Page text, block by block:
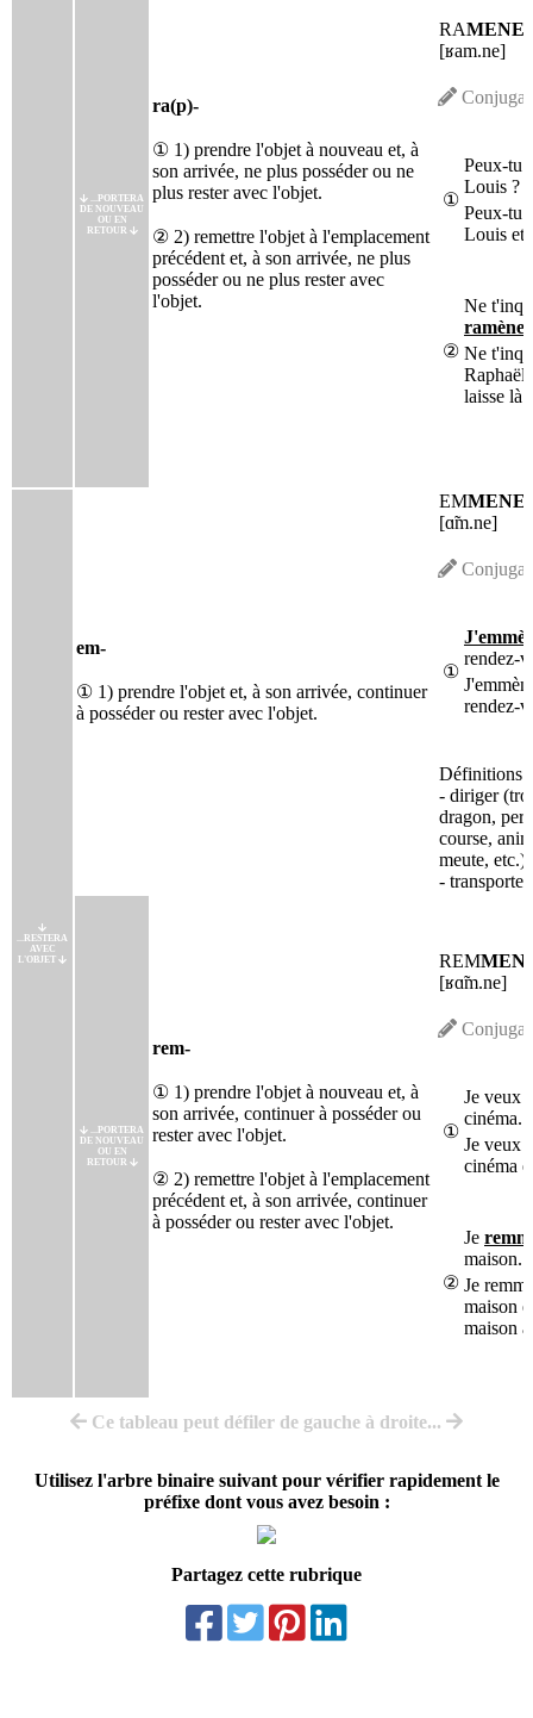
...PORTERA
DE NOUVEAU
OU EN
RETOUR
ra(p)-
① 1) prendre l'objet à nouveau et, à
son arrivée, ne plus posséder ou ne
plus rester avec l'objet.
② 2) remettre l'objet à l'emplacement
précédent et, à son arrivée, ne plus
posséder ou ne plus rester avec
l'objet.
RA
[ʁam.ne]
①
Peux-tu
Louis ?
Peux-tu
Louis et
②
Ne
ramène
Ne
laisse là.
...RESTERA
AVEC
L'OBJET
em-
① 1) prendre l'objet et, à son arrivée, continuer
à posséder ou rester avec l'objet.
EM
[ɑ̃m.ne]
①
rendez-
rendez-
Définitions
- diriger
dragon,
course,
meute, etc.).
-
...PORTERA
DE NOUVEAU
OU EN
RETOUR
rem-
① 1) prendre l'objet à nouveau et, à
son arrivée, continuer à posséder ou
rester avec l'objet.
② 2) remettre l'objet à l'emplacement
précédent et, à son arrivée, continuer
à posséder ou rester avec l'objet.
REM
[ʁɑ̃m.ne]
①
Je veux
cinéma.
Je veux
cinéma
②
Je
maison.
Je
maison
maison
Ce tableau peut défiler de gauche à droite...
Utilisez l'arbre binaire suivant pour vérifier rapidement le
préfixe dont vous avez besoin :
Partagez cette rubrique